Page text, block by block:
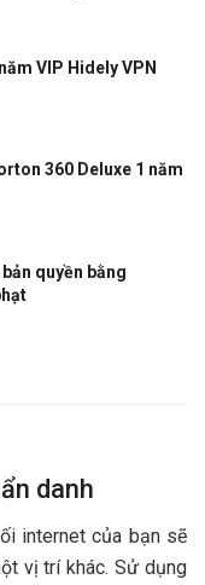
VIP Hidely VPN
360 Deluxe 1 năm
quyền bằng
danh
internet của bạn sẽ
vị trí khác. Sử dụng